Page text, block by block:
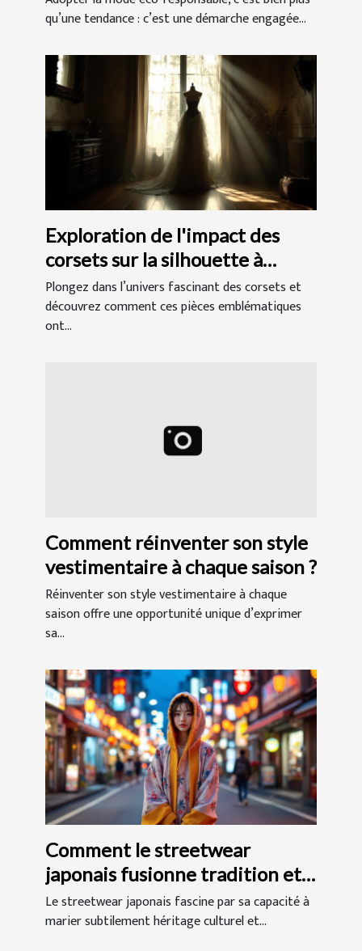
qu’une tendance : c’est une démarche engagée...
Exploration de l'impact des
corsets sur la silhouette à
travers les âges
Plongez dans l’univers fascinant des corsets et
découvrez comment ces pièces emblématiques
ont...
Comment réinventer son style
vestimentaire à chaque saison ?
Réinventer son style vestimentaire à chaque
saison offre une opportunité unique d’exprimer
sa...
Comment le streetwear
japonais fusionne tradition et
modernité ?
Le streetwear japonais fascine par sa capacité à
marier subtilement héritage culturel et...